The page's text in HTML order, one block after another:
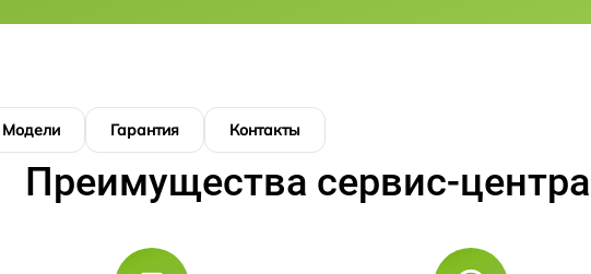
Модели Гарантия Контакты
Преимущества сервис-центра